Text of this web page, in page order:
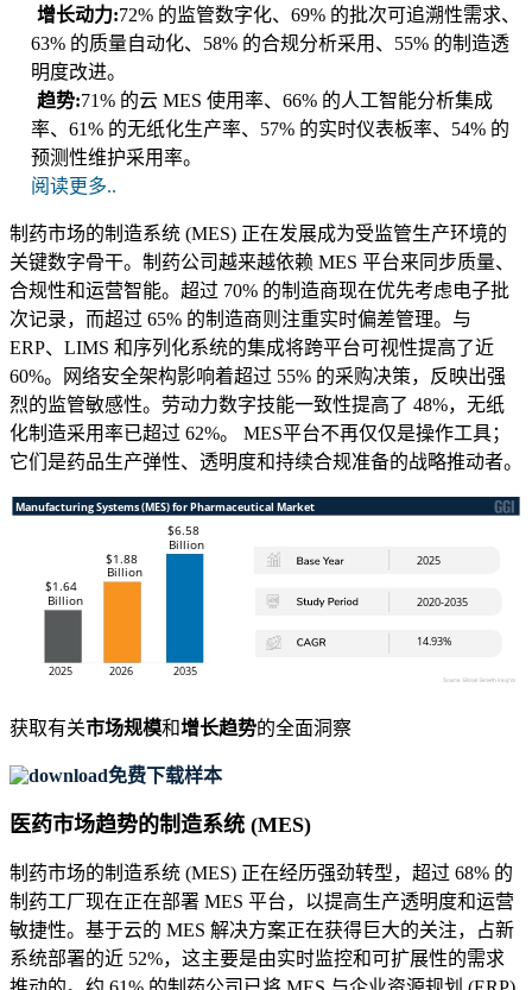
增长动力:72% 的监管数字化、69% 的批次可追溯性需求、
63% 的质量自动化、58% 的合规分析采用、55% 的制造透
明度改进。
趋势:71% 的云 MES 使用率、66% 的人工智能分析集成
率、61% 的无纸化生产率、57% 的实时仪表板率、54% 的
预测性维护采用率。
阅读更多..
制药市场的制造系统 (MES) 正在发展成为受监管生产环境的
关键数字骨干。制药公司越来越依赖 MES 平台来同步质量、
合规性和运营智能。超过 70% 的制造商现在优先考虑电子批
次记录，而超过 65% 的制造商则注重实时偏差管理。与
ERP、LIMS 和序列化系统的集成将跨平台可视性提高了近
60%。网络安全架构影响着超过 55% 的采购决策，反映出强
烈的监管敏感性。劳动力数字技能一致性提高了 48%，无纸
化制造采用率已超过 62%。 MES平台不再仅仅是操作工具；
它们是药品生产弹性、透明度和持续合规准备的战略推动者。
获取有关市场规模和增长趋势的全面洞察
免费下载样本
医药市场趋势的制造系统 (MES)
制药市场的制造系统 (MES) 正在经历强劲转型，超过 68% 的
制药工厂现在正在部署 MES 平台，以提高生产透明度和运营
敏捷性。基于云的 MES 解决方案正在获得巨大的关注，占新
系统部署的近 52%，这主要是由实时监控和可扩展性的需求